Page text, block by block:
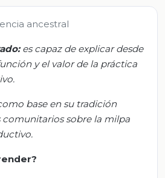
ancestral
es capaz de explicar desde
y el valor de la práctica
base en su tradición
comunitarios sobre la milpa